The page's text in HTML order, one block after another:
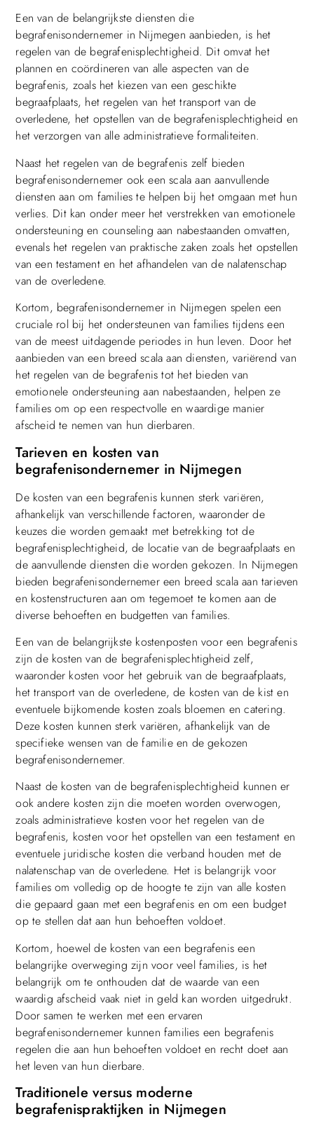
Een van de belangrijkste diensten die
begrafenisondernemer in Nijmegen aanbieden, is het
regelen van de begrafenisplechtigheid. Dit omvat het
plannen en coördineren van alle aspecten van de
begrafenis, zoals het kiezen van een geschikte
begraafplaats, het regelen van het transport van de
overledene, het opstellen van de begrafenisplechtigheid en
het verzorgen van alle administratieve formaliteiten.
Naast het regelen van de begrafenis zelf bieden
begrafenisondernemer ook een scala aan aanvullende
diensten aan om families te helpen bij het omgaan met hun
verlies. Dit kan onder meer het verstrekken van emotionele
ondersteuning en counseling aan nabestaanden omvatten,
evenals het regelen van praktische zaken zoals het opstellen
van een testament en het afhandelen van de nalatenschap
van de overledene.
Kortom, begrafenisondernemer in Nijmegen spelen een
cruciale rol bij het ondersteunen van families tijdens een
van de meest uitdagende periodes in hun leven. Door het
aanbieden van een breed scala aan diensten, variërend van
het regelen van de begrafenis tot het bieden van
emotionele ondersteuning aan nabestaanden, helpen ze
families om op een respectvolle en waardige manier
afscheid te nemen van hun dierbaren.
Tarieven en kosten van
begrafenisondernemer in Nijmegen
De kosten van een begrafenis kunnen sterk variëren,
afhankelijk van verschillende factoren, waaronder de
keuzes die worden gemaakt met betrekking tot de
begrafenisplechtigheid, de locatie van de begraafplaats en
de aanvullende diensten die worden gekozen. In Nijmegen
bieden begrafenisondernemer een breed scala aan tarieven
en kostenstructuren aan om tegemoet te komen aan de
diverse behoeften en budgetten van families.
Een van de belangrijkste kostenposten voor een begrafenis
zijn de kosten van de begrafenisplechtigheid zelf,
waaronder kosten voor het gebruik van de begraafplaats,
het transport van de overledene, de kosten van de kist en
eventuele bijkomende kosten zoals bloemen en catering.
Deze kosten kunnen sterk variëren, afhankelijk van de
specifieke wensen van de familie en de gekozen
begrafenisondernemer.
Naast de kosten van de begrafenisplechtigheid kunnen er
ook andere kosten zijn die moeten worden overwogen,
zoals administratieve kosten voor het regelen van de
begrafenis, kosten voor het opstellen van een testament en
eventuele juridische kosten die verband houden met de
nalatenschap van de overledene. Het is belangrijk voor
families om volledig op de hoogte te zijn van alle kosten
die gepaard gaan met een begrafenis en om een budget
op te stellen dat aan hun behoeften voldoet.
Kortom, hoewel de kosten van een begrafenis een
belangrijke overweging zijn voor veel families, is het
belangrijk om te onthouden dat de waarde van een
waardig afscheid vaak niet in geld kan worden uitgedrukt.
Door samen te werken met een ervaren
begrafenisondernemer kunnen families een begrafenis
regelen die aan hun behoeften voldoet en recht doet aan
het leven van hun dierbare.
Traditionele versus moderne
begrafenispraktijken in Nijmegen